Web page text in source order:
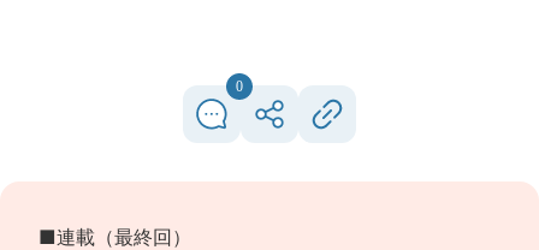
0
■連載（最終回）